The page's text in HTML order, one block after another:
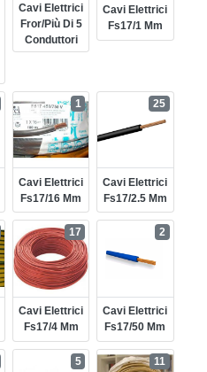
Cavi Elettrici
Fror/più Di 5
Conduttori
Cavi Elettrici
Fs17/1 Mm
Cavi Elettrici
Fs17/16 Mm
1
Cavi Elettrici
Fs17/2.5 Mm
25
Cavi Elettrici
Fs17/4 Mm
17
Cavi Elettrici
Fs17/50 Mm
2
5 11